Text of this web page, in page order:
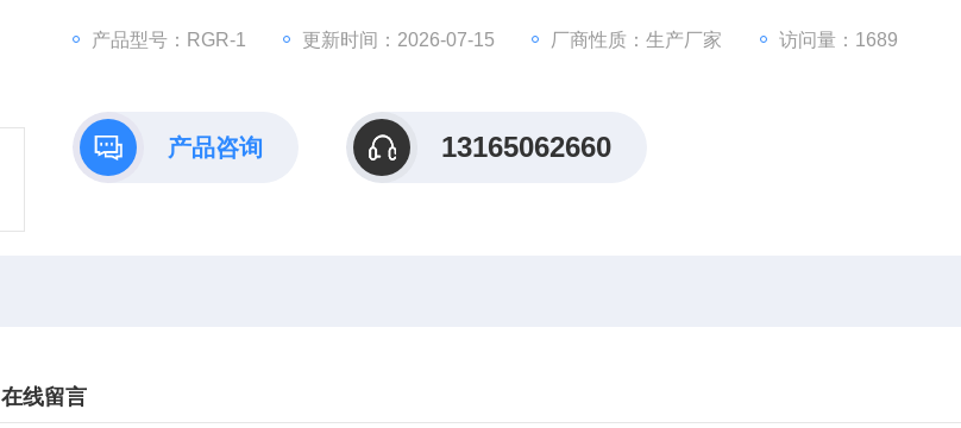
标准执行的设备。
产品型号：RGR-1 更新时间：2026-07-15 厂商性质：生产厂家 访问量：1689
产品咨询 13165062660
在线留言